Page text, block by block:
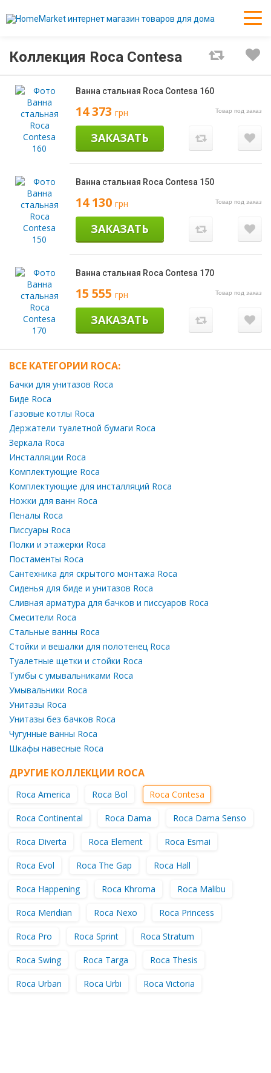
Коллекция Roca Contesa
Ванна стальная Roca Contesa 160
14 373 грн Товар под заказ
ЗАКАЗАТЬ
Ванна стальная Roca Contesa 150
14 130 грн Товар под заказ
ЗАКАЗАТЬ
Ванна стальная Roca Contesa 170
15 555 грн Товар под заказ
ЗАКАЗАТЬ
ВСЕ КАТЕГОРИИ ROCA:
Бачки для унитазов Roca
Биде Roca
Газовые котлы Roca
Держатели туалетной бумаги Roca
Зеркала Roca
Инсталляции Roca
Комплектующие Roca
Комплектующие для инсталляций Roca
Ножки для ванн Roca
Пеналы Roca
Писсуары Roca
Полки и этажерки Roca
Постаменты Roca
Сантехника для скрытого монтажа Roca
Сиденья для биде и унитазов Roca
Сливная арматура для бачков и писсуаров Roca
Смесители Roca
Стальные ванны Roca
Стойки и вешалки для полотенец Roca
Туалетные щетки и стойки Roca
Тумбы с умывальниками Roca
Умывальники Roca
Унитазы Roca
Унитазы без бачков Roca
Чугунные ванны Roca
Шкафы навесные Roca
ДРУГИЕ КОЛЛЕКЦИИ ROCA
Roca America Roca Bol Roca Contesa
Roca Continental Roca Dama Roca Dama Senso
Roca Diverta Roca Element Roca Esmai
Roca Evol Roca The Gap Roca Hall
Roca Happening Roca Khroma Roca Malibu
Roca Meridian Roca Nexo Roca Princess
Roca Pro Roca Sprint Roca Stratum
Roca Swing Roca Targa Roca Thesis
Roca Urban Roca Urbi Roca Victoria